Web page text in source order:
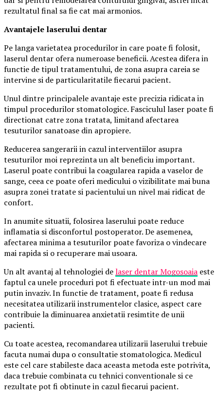
rezultatul final sa fie cat mai armonios.
Avantajele laserului dentar
Pe langa varietatea procedurilor in care poate fi folosit,
laserul dentar ofera numeroase beneficii. Acestea difera in
functie de tipul tratamentului, de zona asupra careia se
intervine si de particularitatile fiecarui pacient.
Unul dintre principalele avantaje este precizia ridicata in
timpul procedurilor stomatologice. Fasciculul laser poate fi
directionat catre zona tratata, limitand afectarea
tesuturilor sanatoase din apropiere.
Reducerea sangerarii in cazul interventiilor asupra
tesuturilor moi reprezinta un alt beneficiu important.
Laserul poate contribui la coagularea rapida a vaselor de
sange, ceea ce poate oferi medicului o vizibilitate mai buna
asupra zonei tratate si pacientului un nivel mai ridicat de
confort.
In anumite situatii, folosirea laserului poate reduce
inflamatia si disconfortul postoperator. De asemenea,
afectarea minima a tesuturilor poate favoriza o vindecare
mai rapida si o recuperare mai usoara.
Un alt avantaj al tehnologiei delaser dentar Mogosoaia este
faptul ca unele proceduri pot fi efectuate intr-un mod mai
putin invaziv. In functie de tratament, poate fi redusa
necesitatea utilizarii instrumentelor clasice, aspect care
contribuie la diminuarea anxietatii resimtite de unii
pacienti.
Cu toate acestea, recomandarea utilizarii laserului trebuie
facuta numai dupa o consultatie stomatologica. Medicul
este cel care stabileste daca aceasta metoda este potrivita,
daca trebuie combinata cu tehnici conventionale si ce
rezultate pot fi obtinute in cazul fiecarui pacient.